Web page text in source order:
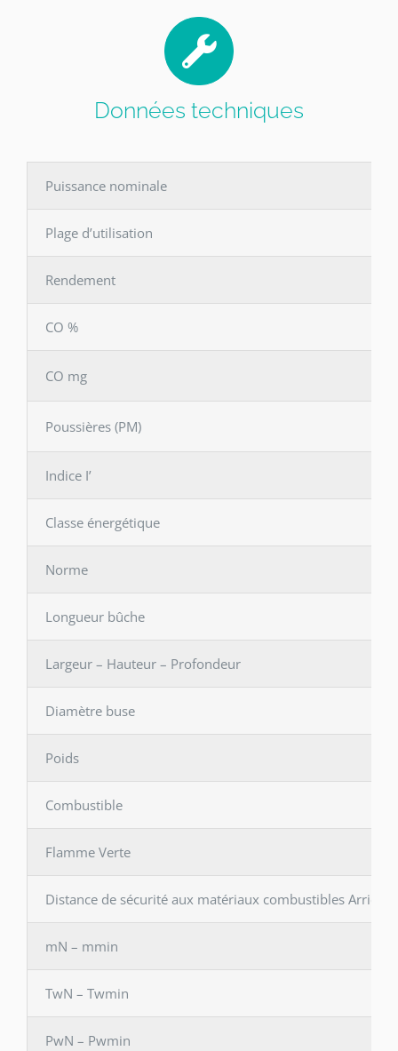
Données techniques
Puissance nominale
Plage d’utilisation
Rendement
CO %
CO mg
Poussières (PM)
Indice I’
Classe énergétique
Norme
Longueur bûche
Largeur – Hauteur – Profondeur
Diamètre buse
Poids
Combustible
Flamme Verte
Distance de sécurité aux matériaux combustibles Arrière
mN – mmin
TwN – Twmin
PwN – Pwmin